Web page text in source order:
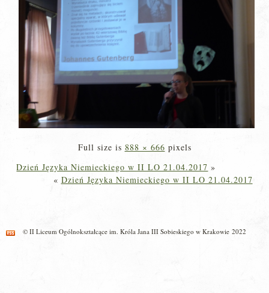
Full size is 888 × 666 pixels
Dzień Języka Niemieckiego w II LO 21.04.2017 »
« Dzień Języka Niemieckiego w II LO 21.04.2017
© II Liceum Ogólnokształcące im. Króla Jana III Sobieskiego w Krakowie 2022